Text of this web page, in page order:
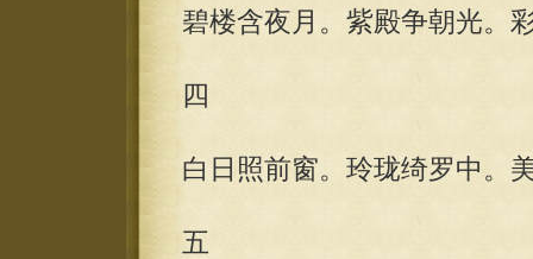
碧楼含夜月。紫殿争朝光。
四
白日照前窗。玲珑绮罗中。
五